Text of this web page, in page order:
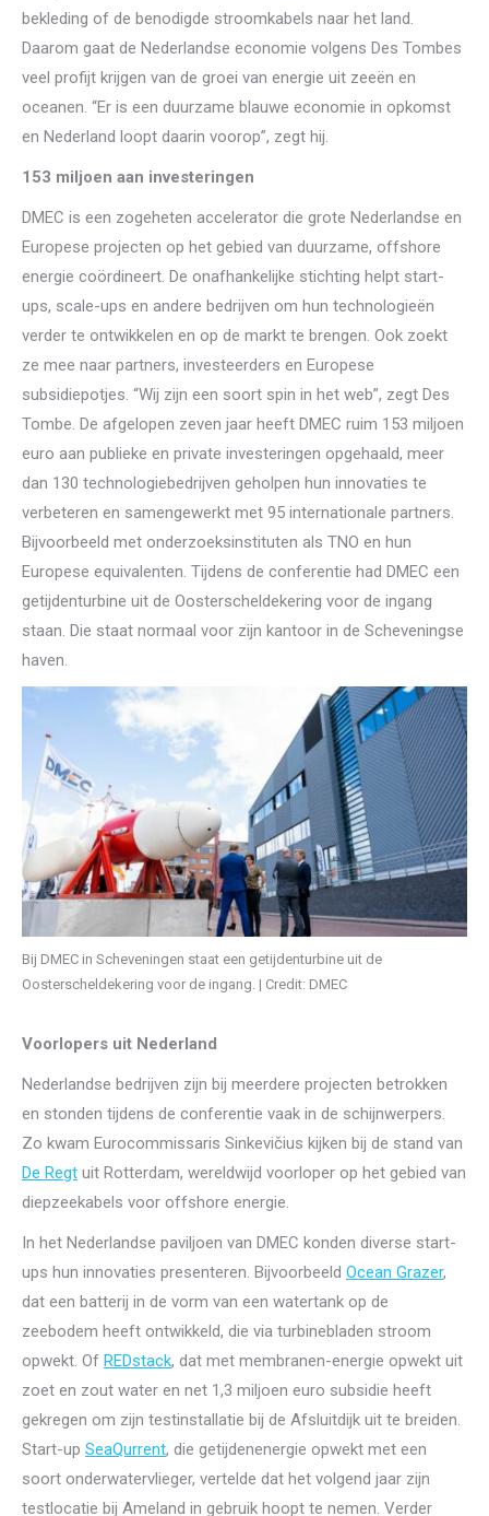
bekleding of de benodigde stroomkabels naar het land.
Daarom gaat de Nederlandse economie volgens Des Tombes
veel profijt krijgen van de groei van energie uit zeeën en
oceanen. “Er is een duurzame blauwe economie in opkomst
en Nederland loopt daarin voorop”, zegt hij.
153 miljoen aan investeringen
DMEC is een zogeheten accelerator die grote Nederlandse en
Europese projecten op het gebied van duurzame, offshore
energie coördineert. De onafhankelijke stichting helpt start-
ups, scale-ups en andere bedrijven om hun technologieën
verder te ontwikkelen en op de markt te brengen. Ook zoekt
ze mee naar partners, investeerders en Europese
subsidiepotjes. “Wij zijn een soort spin in het web”, zegt Des
Tombe. De afgelopen zeven jaar heeft DMEC ruim 153 miljoen
euro aan publieke en private investeringen opgehaald, meer
dan 130 technologiebedrijven geholpen hun innovaties te
verbeteren en samengewerkt met 95 internationale partners.
Bijvoorbeeld met onderzoeksinstituten als TNO en hun
Europese equivalenten. Tijdens de conferentie had DMEC een
getijdenturbine uit de Oosterscheldekering voor de ingang
staan. Die staat normaal voor zijn kantoor in de Scheveningse
haven.
Bij DMEC in Scheveningen staat een getijdenturbine uit de
Oosterscheldekering voor de ingang. | Credit: DMEC
Voorlopers uit Nederland
Nederlandse bedrijven zijn bij meerdere projecten betrokken
en stonden tijdens de conferentie vaak in de schijnwerpers.
Zo kwam Eurocommissaris Sinkevičius kijken bij de stand van
De Regt uit Rotterdam, wereldwijd voorloper op het gebied van
diepzeekabels voor offshore energie.
In het Nederlandse paviljoen van DMEC konden diverse start-
ups hun innovaties presenteren. Bijvoorbeeld Ocean Grazer,
dat een batterij in de vorm van een watertank op de
zeebodem heeft ontwikkeld, die via turbinebladen stroom
opwekt. Of REDstack, dat met membranen-energie opwekt uit
zoet en zout water en net 1,3 miljoen euro subsidie heeft
gekregen om zijn testinstallatie bij de Afsluitdijk uit te breiden.
Start-up SeaQurrent, die getijdenenergie opwekt met een
soort onderwatervlieger, vertelde dat het volgend jaar zijn
testlocatie bij Ameland in gebruik hoopt te nemen. Verder